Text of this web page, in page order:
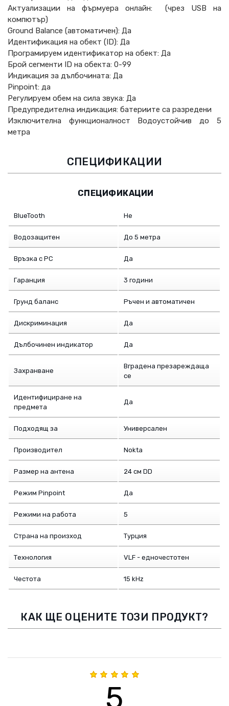
Актуализации на фърмуера онлайн: (чрез USB на
компютър)
Ground Balance (автоматичен): Да
Идентификация на обект (ID): Да
Програмируем идентификатор на обект: Да
Брой сегменти ID на обекта: 0-99
Индикация за дълбочината: Да
Pinpoint: да
Регулируем обем на сила звука: Да
Предупредителна индикация: батериите са разредени
Изключителна функционалност Водоустойчив до 5
метра
СПЕЦИФИКАЦИИ
СПЕЦИФИКАЦИИ
BlueTooth Не
Водозащитен До 5 метра
Връзка с PC Да
Гаранция 3 години
Грунд баланс Ръчен и автоматичен
Дискриминация Да
Дълбочинен индикатор Да
Захранване
Вградена презареждаща
се
Идентифициране на
предмета
Да
Подходящ за Универсален
Производител Nokta
Размер на антена 24 см DD
Режим Pinpoint Да
Режими на работа 5
Страна на произход Турция
Технология VLF - едночестотен
Честота 15 kHz
КАК ЩЕ ОЦЕНИТЕ ТОЗИ ПРОДУКТ?
5